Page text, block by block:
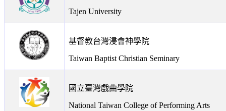
Tajen University
基督教台灣浸會神學院
Taiwan Baptist Christian Seminary
國立臺灣戲曲學院
National Taiwan College of Performing Arts